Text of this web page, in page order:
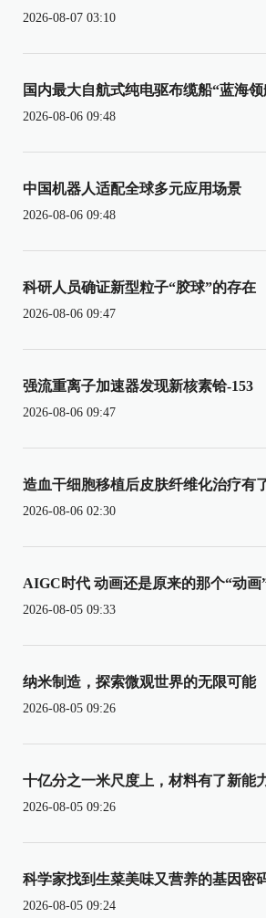
2026-08-07 03:10
国内最大自航式纯电驱布缆船“蓝海
2026-08-06 09:48
中国机器人适配全球多元应用场景
2026-08-06 09:48
科研人员确证新型粒子“胶球”的存在
2026-08-06 09:47
强流重离子加速器发现新核素铪-153
2026-08-06 09:47
造血干细胞移植后皮肤纤维化治疗有
2026-08-06 02:30
AIGC时代 动画还是原来的那个“动画
2026-08-05 09:33
纳米制造，探索微观世界的无限可能
2026-08-05 09:26
十亿分之一米尺度上，材料有了新能
2026-08-05 09:26
科学家找到生菜美味又营养的基因密
2026-08-05 09:24